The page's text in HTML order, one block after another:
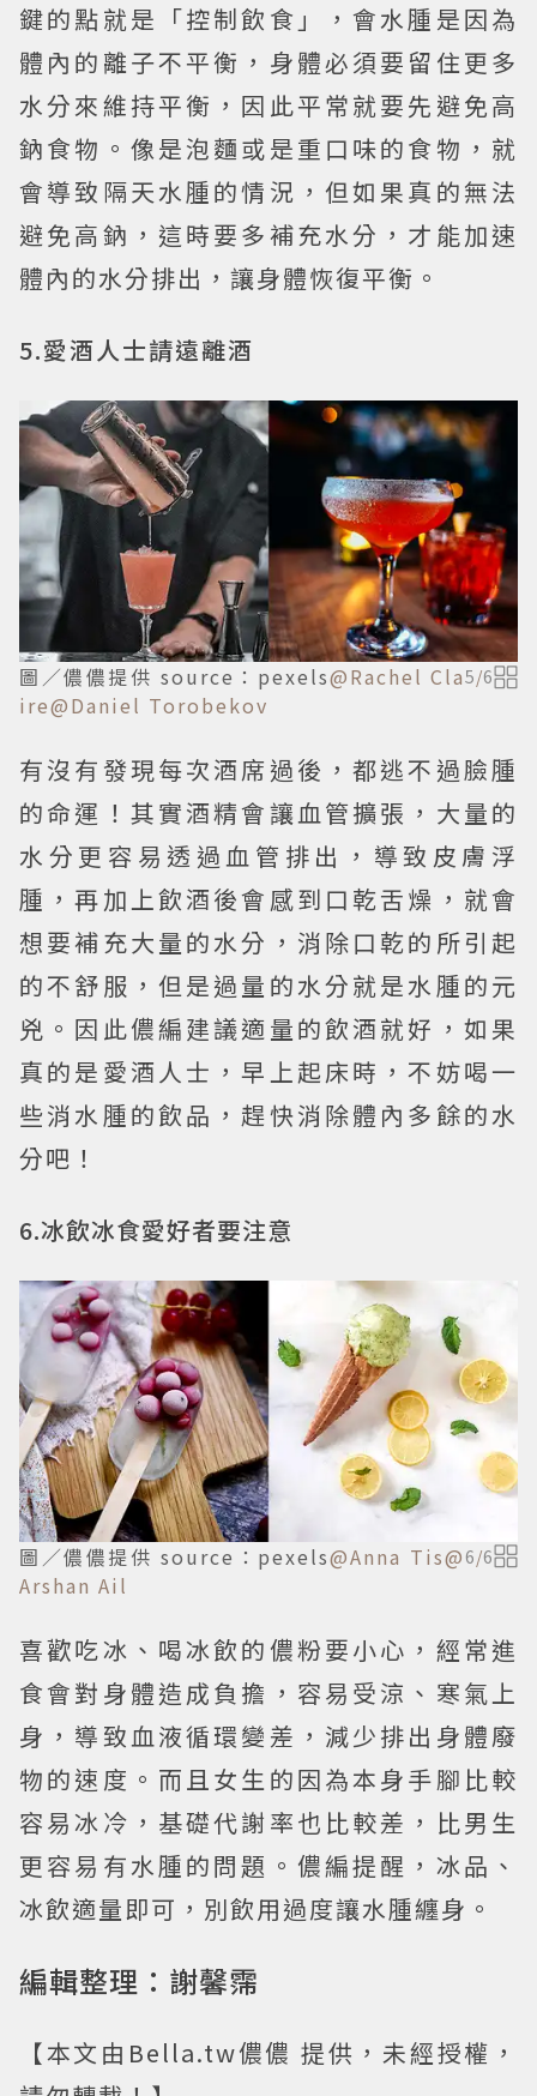
鍵的點就是「控制飲食」，會水腫是因為
體內的離子不平衡，身體必須要留住更多
水分來維持平衡，因此平常就要先避免高
鈉食物。像是泡麵或是重口味的食物，就
會導致隔天水腫的情況，但如果真的無法
避免高鈉，這時要多補充水分，才能加速
體內的水分排出，讓身體恢復平衡。
5.愛酒人士請遠離酒
圖／儂儂提供 source：pexels@Rachel Cla
ire@Daniel Torobekov
5/6
有沒有發現每次酒席過後，都逃不過臉腫
的命運！其實酒精會讓血管擴張，大量的
水分更容易透過血管排出，導致皮膚浮
腫，再加上飲酒後會感到口乾舌燥，就會
想要補充大量的水分，消除口乾的所引起
的不舒服，但是過量的水分就是水腫的元
兇。因此儂編建議適量的飲酒就好，如果
真的是愛酒人士，早上起床時，不妨喝一
些消水腫的飲品，趕快消除體內多餘的水
分吧！
6.冰飲冰食愛好者要注意
圖／儂儂提供 source：pexels@Anna Tis@
Arshan Ail
6/6
喜歡吃冰、喝冰飲的儂粉要小心，經常進
食會對身體造成負擔，容易受涼、寒氣上
身，導致血液循環變差，減少排出身體廢
物的速度。而且女生的因為本身手腳比較
容易冰冷，基礎代謝率也比較差，比男生
更容易有水腫的問題。儂編提醒，冰品、
冰飲適量即可，別飲用過度讓水腫纏身。
編輯整理：謝馨霈
【本文由Bella.tw儂儂 提供，未經授權，